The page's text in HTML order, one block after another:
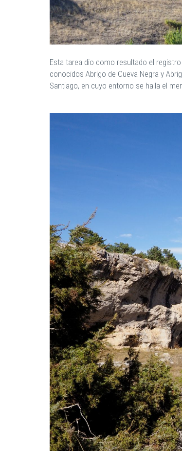
Esta tarea dio como resultado el
conocidos Abrigo de Cueva Negra y
Santiago, en cuyo entorno se halla el